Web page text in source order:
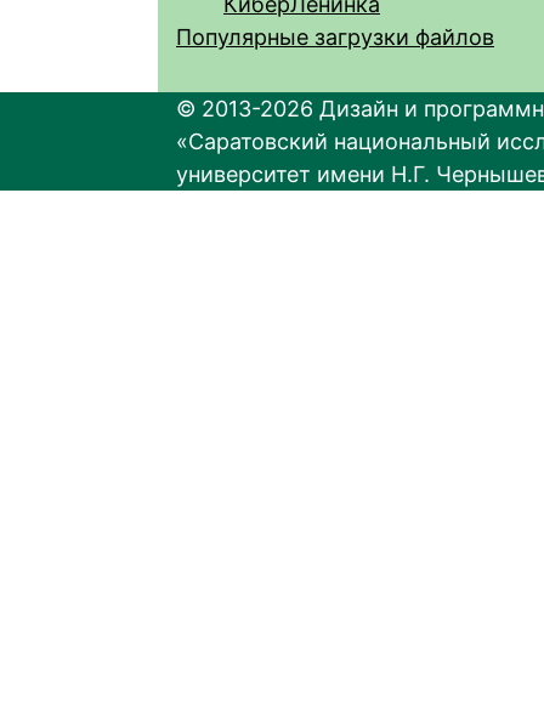
Популярные загрузки файлов
© 2013-2026 Дизайн и
«Саратовский национальный
университет имени Н.Г.